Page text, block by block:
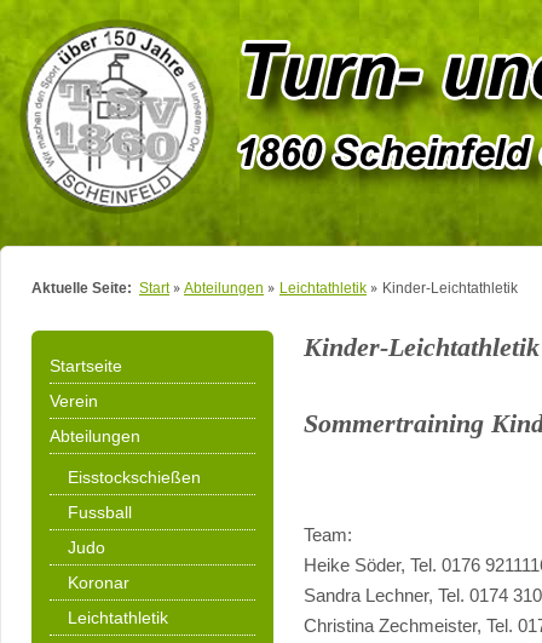
Aktuelle Seite: Start Abteilungen Leichtathletik Kinder-Leichtathletik
Startseite
Verein
Abteilungen
Eisstockschießen
Fussball
Judo
Koronar
Leichtathletik
Kinder-Leichtathletik
Sommertraining
Team:
Heike Söder, Tel. 0176
Sandra Lechner, Tel. 0174
Christina Zechmeister, Tel.